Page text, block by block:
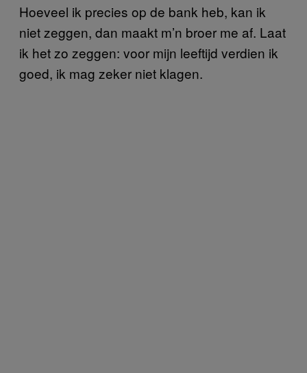
Hoeveel ik precies op de bank heb, kan ik
niet zeggen, dan maakt m’n broer me af. Laat
ik het zo zeggen: voor mijn leeftijd verdien ik
goed, ik mag zeker niet klagen.